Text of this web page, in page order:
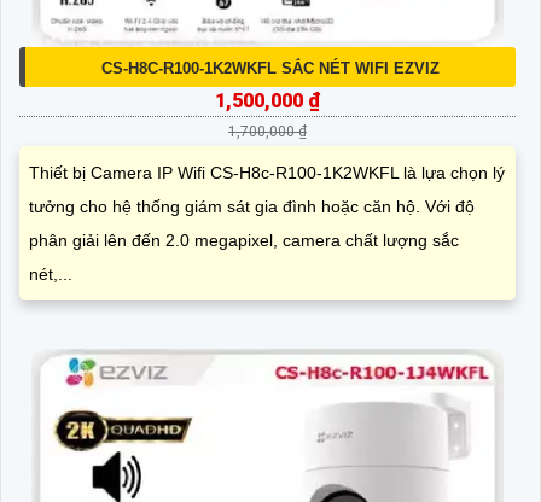
CS-H8C-R100-1K2WKFL SẮC NÉT WIFI EZVIZ
1,500,000 ₫
1,700,000 ₫
Thiết bị Camera IP Wifi CS-H8c-R100-1K2WKFL là lựa chọn lý
tưởng cho hệ thống giám sát gia đình hoặc căn hộ. Với độ
phân giải lên đến 2.0 megapixel, camera chất lượng sắc
nét,...